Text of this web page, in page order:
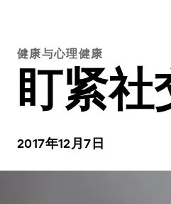
健康与心理健康
盯紧
2017年12月7日